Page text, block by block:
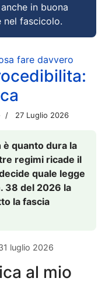
in buona
nel fascicolo.
fare davvero
27 Luglio 2026
è quanto dura la
regimi ricade il
quale legge
38 del 2026 la
la fascia
luglio 2026
al mio